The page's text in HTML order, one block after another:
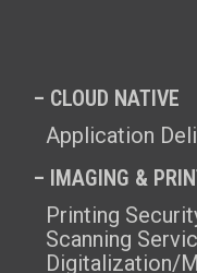
– CLOUD NATIVE
Application
– IMAGING &
Printing
Scanning
Digitalization/